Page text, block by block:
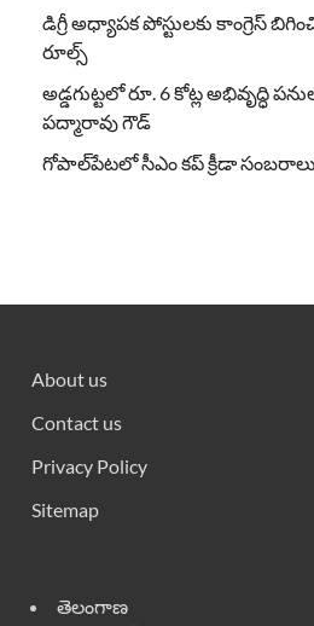
డిగ్రీ అధ్యాపక పోస్టులకు కాంగ్రెస్
రూల్స్
అడ్డగుట్టలో రూ. 6 కోట్ల అభివృద్ధి
పద్మారావు గౌడ్
గోపాల్‌పేటలో సీఎం కప్ క్రీడా సంబరాలు
About us
Contact us
Privacy Policy
Sitemap
తెలంగాణ